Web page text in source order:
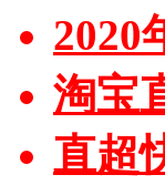
2020
淘宝
直超